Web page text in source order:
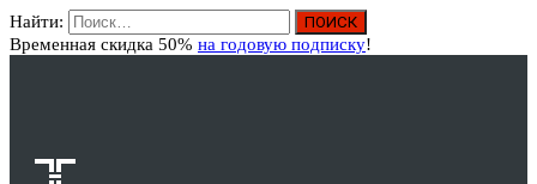
Найти:
Временная скидка 50% на годовую подписку!